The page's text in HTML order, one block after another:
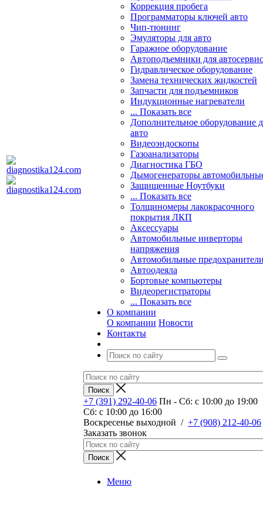
Коррекция пробега
Программаторы ключей авто
Чип-тюнинг
Эмуляторы для авто
Гаражное оборудование
Автоподъемники для
Гидравлическое оборудование
Замена технических жидкостей
Запчасти для подъемников
Индукционные нагреватели
... Показать все
Дополнительное оборудование
авто
Видеоэндоскопы
Газоанализаторы
Диагностика ГБО
Дымогенераторы
Защищенные Ноутбуки
... Показать все
Толщиномеры лакокрасочного
покрытия ЛКП
Аксессуары
Автомобильные инверторы
напряжения
Автомобильные
Автоодеяла
Бортовые компьютеры
Видеорегистраторы
... Показать все
О компании
О компании Новости
Контакты
+7 (391) 292-40-06 Пн - Сб: c 10:00 до 19:00
Сб: c 10:00 до 16:00
​Воскресенье выходной / +7 (908) 212-40-06
Заказать звонок
Меню